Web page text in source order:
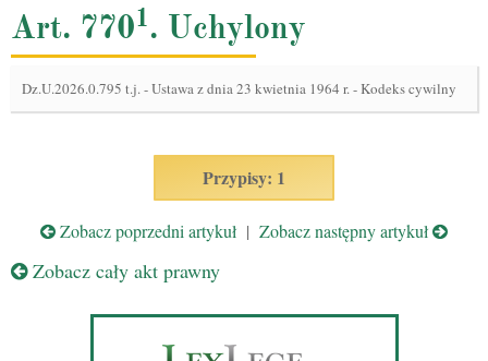
Art. 7701. Uchylony
Dz.U.2026.0.795 t.j.-Ustawa z dnia 23 kwietnia 1964 r. - Kodeks cywilny
Przypisy: 1
Zobacz poprzedni artykuł | Zobacz następny artykuł
Zobacz cały akt prawny